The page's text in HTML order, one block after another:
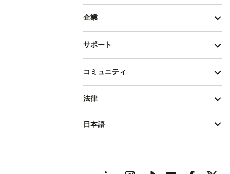
企業
サポート
コミュニティ
法律
日本語